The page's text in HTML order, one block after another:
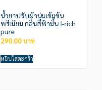
น้ำยาปรับผ้านุ่มเข้มข้น
พรีเมียม กลิ่นสีฟ้ามิ้น I-rich
pure
290.00
หยิบใส่ตะกร้า